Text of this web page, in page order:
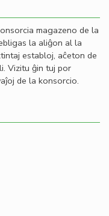
magazeno de la
la aliĝon al la
establoj, aĉeton de
Vizitu ĝin tuj por
de la konsorcio.